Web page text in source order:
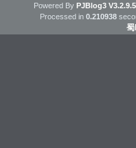
Powered By PJBlog3
Processed in 0.210938